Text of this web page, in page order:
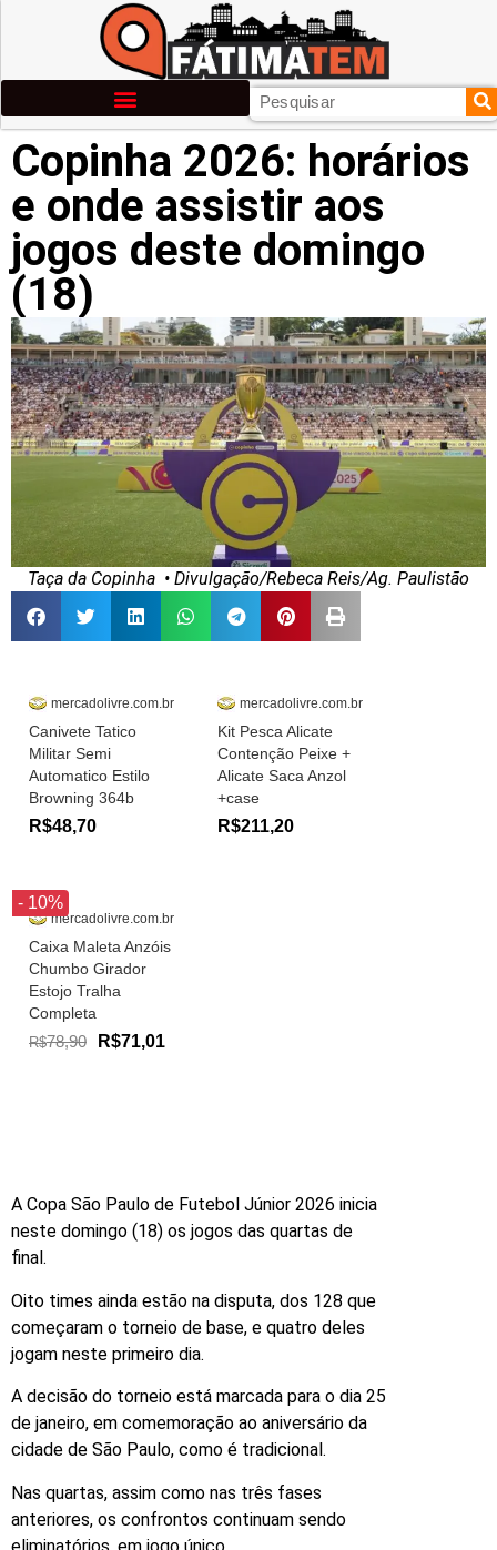
Copinha 2026: horários
e onde assistir aos
jogos deste domingo
(18)
Taça da Copinha • Divulgação/Rebeca Reis/Ag. Paulistão
mercadolivre.com.br
Canivete Tatico
Militar Semi
Automatico Estilo
Browning 364b
R$48,70
mercadolivre.com.br
Kit Pesca Alicate
Contenção Peixe +
Alicate Saca Anzol
+case
R$211,20
- 10%
mercadolivre.com.br
Caixa Maleta Anzóis
Chumbo Girador
Estojo Tralha
Completa
R$78,90 R$71,01
A Copa São Paulo de Futebol Júnior 2026 inicia
neste domingo (18) os jogos das quartas de
final.
Oito times ainda estão na disputa, dos 128 que
começaram o torneio de base, e quatro deles
jogam neste primeiro dia.
A decisão do torneio está marcada para o dia 25
de janeiro, em comemoração ao aniversário da
cidade de São Paulo, como é tradicional.
Nas quartas, assim como nas três fases
anteriores, os confrontos continuam sendo
eliminatórios, em jogo único.